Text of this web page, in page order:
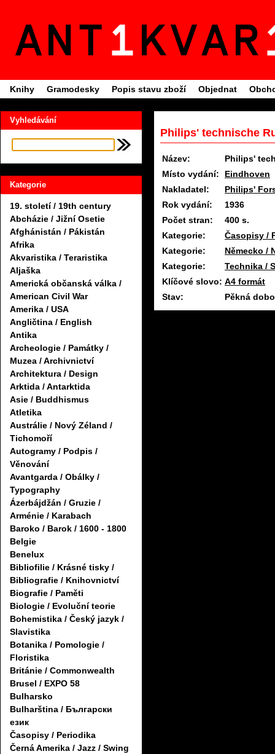
Knihy Gramodesky Popis stavu zboží Objednat
Vyhledávání
Kategorie
19. století / 19th century
Abcházie / Jižní Osetie
Afghánistán / Pákistán
Afrika
Akvaristika / Teraristika
Aljaška
Americká občanská válka /
American Civil War
Amerika / USA
Angličtina / English
Antika
Archeologie / Památky /
Muzea / Archivnictví
Architektura / Design
Arktida / Antarktida
Asie / Buddhismus
Atletika
Austrálie / Nový Zéland /
Tichomoří
Autogramy / Podpis /
Věnování
Avantgarda / Obálky /
Typography
Ázerbájdžán / Gruzie /
Arménie / Karabach
Baroko / Barok / 1600 - 1800
Belgie
Benelux
Bibliofilie / Krásné tisky /
Bibliografie / Knihovnictví
Biografie / Paměti
Biologie / Evoluční teorie
Bohemistika / Český jazyk /
Slavistika
Botanika / Pomologie /
Floristika
Británie / Commonwealth
Brusel / EXPO 58
Bulharsko
Bulharština / Български
език
Časopisy / Periodika
Černá Amerika / Jazz / Swing
Philips' technische
Název:
Philips'
Místo vydání:
Eindhoven
Nakladatel:
Philips'
Rok vydání:
1936
Počet stran:
400 s.
Kategorie:
Časopisy /
Kategorie:
Německo /
Kategorie:
Technika /
Klíčové slovo: A4 formát
Stav:
Pěkná